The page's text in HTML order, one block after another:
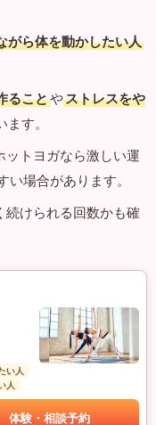
がら体を動かしたい人
ることやストレスをや
す。
ットヨガなら激しい運
い場合があります。
続けられる回数かも確
い人
人
体験・相談予約